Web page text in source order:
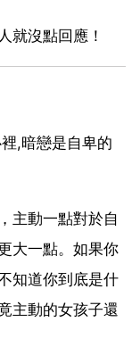
就沒點回應！
,暗戀是自卑的
主動一點對於自
大一點。如果你
知道你到底是什
主動的女孩子還